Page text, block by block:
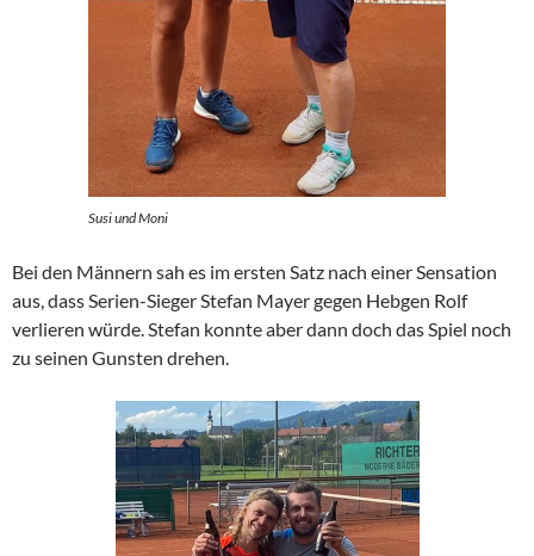
Susi und Moni
Bei den Männern sah es im ersten Satz nach einer Sensation
aus, dass Serien-Sieger Stefan Mayer gegen Hebgen Rolf
verlieren würde. Stefan konnte aber dann doch das Spiel noch
zu seinen Gunsten drehen.